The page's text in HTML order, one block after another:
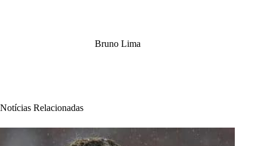
Bruno Lima
Notícias Relacionadas